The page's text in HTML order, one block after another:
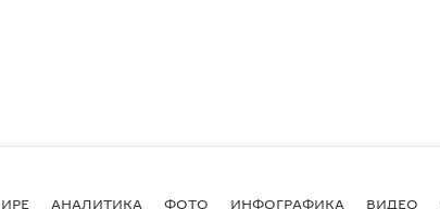
АНАЛИТИКА ФОТО ИНФОГРАФИКА ВИДЕО